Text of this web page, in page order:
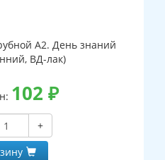
А2. День знаний
ВД-лак)
102 ₽
+